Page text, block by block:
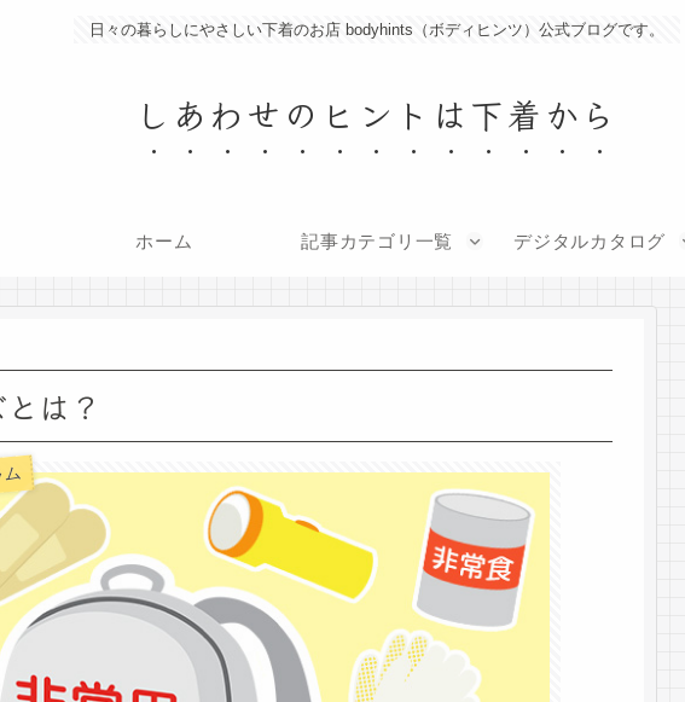
日々の暮らしにやさしい下着のお店 bodyhints（ボディヒンツ）公式ブログです。
しあわせのヒントは下着から
ホーム 記事カテゴリ一覧 デジタルカタログ
は？